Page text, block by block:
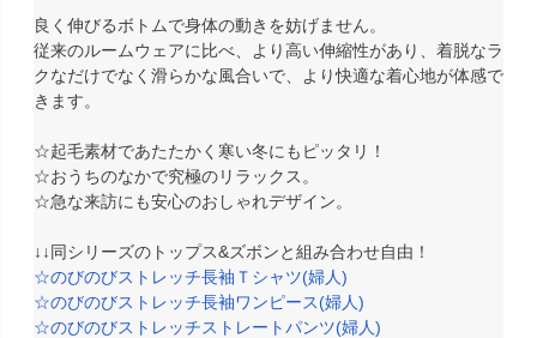
良く伸びるボトムで身体の動きを妨げません。
従来のルームウェアに比べ、より高い伸縮性があり、着脱なラ
クなだけでなく滑らかな風合いで、より快適な着心地が体感で
きます。
☆起毛素材であたたかく寒い冬にもピッタリ！
☆おうちのなかで究極のリラックス。
☆急な来訪にも安心のおしゃれデザイン。
↓↓同シリーズのトップス&ズボンと組み合わせ自由！
☆のびのびストレッチ長袖Ｔシャツ(婦人)
☆のびのびストレッチ長袖ワンピース(婦人)
☆のびのびストレッチストレートパンツ(婦人)